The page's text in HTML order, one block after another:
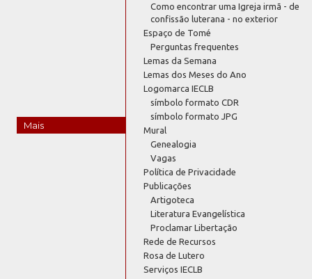
Mais
Como encontrar uma Igreja irmã - de
confissão luterana - no exterior
Espaço de Tomé
Perguntas frequentes
Lemas da Semana
Lemas dos Meses do Ano
Logomarca IECLB
símbolo formato CDR
símbolo formato JPG
Mural
Genealogia
Vagas
Política de Privacidade
Publicações
Artigoteca
Literatura Evangelística
Proclamar Libertação
Rede de Recursos
Rosa de Lutero
Serviços IECLB